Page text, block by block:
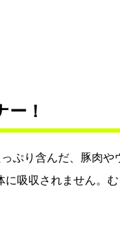
！
ぷり含んだ、豚肉
吸収されません。